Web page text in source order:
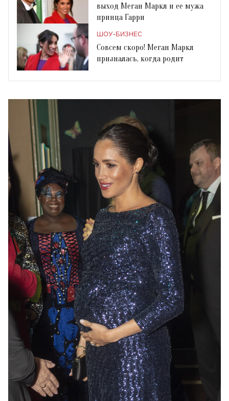
выход Меган Маркл и ее мужа
принца Гарри
ШОУ-БИЗНЕС
Совсем скоро! Меган Маркл
призналась, когда родит